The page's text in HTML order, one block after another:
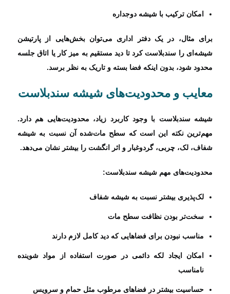
امکان ترکیب با شیشه دوجداره
برای مثال، در یک دفتر اداری می‌توان بخش‌هایی از پارتیشن
شیشه‌ای را سندبلاست کرد تا دید مستقیم به میز کار یا اتاق جلسه
محدود شود، بدون اینکه فضا بسته و تاریک به نظر برسد.
معایب و محدودیت‌های شیشه سندبلاست
شیشه سندبلاست با وجود کاربرد زیاد، محدودیت‌هایی هم دارد.
مهم‌ترین نکته این است که سطح مات‌شده آن نسبت به شیشه
شفاف، لک، چربی، گردوغبار و اثر انگشت را بیشتر نشان می‌دهد.
محدودیت‌های مهم شیشه سندبلاست:
لک‌پذیری بیشتر نسبت به شیشه شفاف
سخت‌تر بودن نظافت سطح مات
مناسب نبودن برای فضاهایی که دید کامل لازم دارند
امکان ایجاد لکه دائمی در صورت استفاده از مواد شوینده
نامناسب
حساسیت بیشتر در فضاهای مرطوب مثل حمام و سرویس